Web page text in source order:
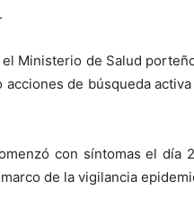
Ministerio de Salud
de búsqueda
con síntomas el
de la vigilancia